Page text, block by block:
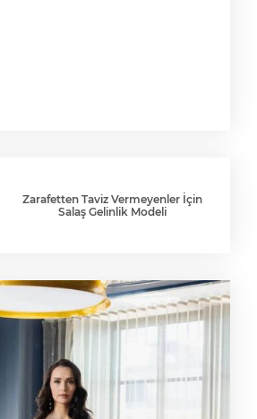
Zarafetten Taviz Vermeyenler İçin
Salaş Gelinlik Modeli